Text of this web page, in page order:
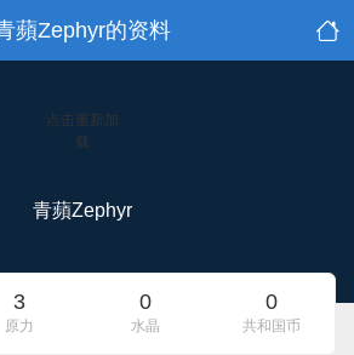
蘋Zephyr的资料
点击重新加
载
青蘋Zephyr
3
原力
0
水晶
0
共和国币